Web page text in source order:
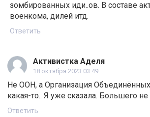
зомбированных иди..ов. В составе
военкома, дилей итд.
Ответить
Активистка Аделя
18 октября 2023 03:49
Не ООН, а Организация
какая-то.. Я уже сказала. Большего не
Ответить